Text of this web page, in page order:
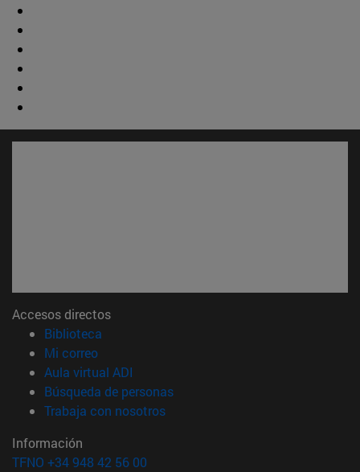
Accesos directos
Biblioteca
Mi correo(abre en nueva ventana)
Aula virtual ADI
Búsqueda de personas(abre en nueva ventana)
Trabaja con nosotros(abre en nueva ventana)
Información
TFNO +34 948 42 56 00